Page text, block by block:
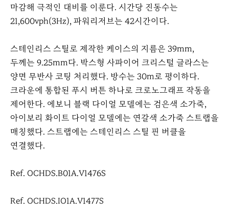
마감해 극적인 대비를 이룬다. 시간당 진동수는
21,600vph(3Hz), 파워리저브는 42시간이다.
스테인리스 스틸로 제작한 케이스의 지름은 39mm,
두께는 9.25mm다. 박스형 사파이어 크리스털 글라스는
양면 무반사 코팅 처리했다. 방수는 30m로 평이하다.
크라운에 통합된 푸시 버튼 하나로 크로노그래프 작동을
제어한다. 에보니 블랙 다이얼 모델에는 검은색 소가죽,
아이보리 화이트 다이얼 모델에는 연갈색 소가죽 스트랩을
매칭했다. 스트랩에는 스테인리스 스틸 핀 버클을
연결했다.
Ref. OCHDS.B01A.V1476S
Ref. OCHDS.IO1A.V1477S